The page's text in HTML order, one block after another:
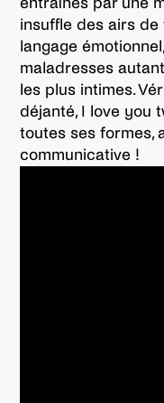
insuffle des airs de
langage
maladresses
les plus intimes.
déjanté, I love you
toutes ses formes,
communicative !